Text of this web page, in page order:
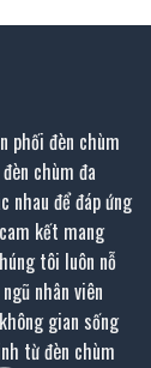
phối đèn chùm
chùm đa
nhau để đáp ứng
kết mang
tôi luôn nỗ
nhân viên
gian sống
từ đèn chùm